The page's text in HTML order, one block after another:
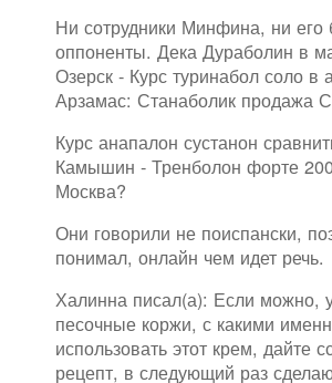
Ни сотрудники Минфина, ни его
оппоненты. Дека Дураболин в
Озерск - Курс туринабол соло в
Арзамас: Станаболик продажа
Курс анапалон сустанон
Камышин - Тренболон форте
Москва?
Они говорили не поиспански,
понимал, онлайн чем идет речь.
Халинна писал(а): Если можно,
песочные коржи, с какими
использовать этот крем, дайте
рецепт, в следующий раз